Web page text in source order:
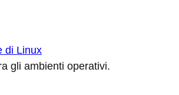
di Linux
gli ambienti operativi.